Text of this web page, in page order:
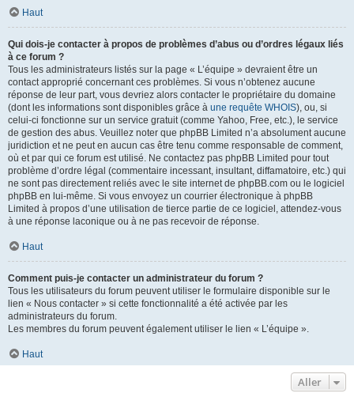
Haut
Qui dois-je contacter à propos de problèmes d’abus ou d’ordres légaux liés
à ce forum ?
Tous les administrateurs listés sur la page « L’équipe » devraient être un
contact approprié concernant ces problèmes. Si vous n’obtenez aucune
réponse de leur part, vous devriez alors contacter le propriétaire du domaine
(dont les informations sont disponibles grâce à une requête WHOIS), ou, si
celui-ci fonctionne sur un service gratuit (comme Yahoo, Free, etc.), le service
de gestion des abus. Veuillez noter que phpBB Limited n’a absolument aucune
juridiction et ne peut en aucun cas être tenu comme responsable de comment,
où et par qui ce forum est utilisé. Ne contactez pas phpBB Limited pour tout
problème d’ordre légal (commentaire incessant, insultant, diffamatoire, etc.) qui
ne sont pas directement reliés avec le site internet de phpBB.com ou le logiciel
phpBB en lui-même. Si vous envoyez un courrier électronique à phpBB
Limited à propos d’une utilisation de tierce partie de ce logiciel, attendez-vous
à une réponse laconique ou à ne pas recevoir de réponse.
Haut
Comment puis-je contacter un administrateur du forum ?
Tous les utilisateurs du forum peuvent utiliser le formulaire disponible sur le
lien « Nous contacter » si cette fonctionnalité a été activée par les
administrateurs du forum.
Les membres du forum peuvent également utiliser le lien « L’équipe ».
Haut
Aller